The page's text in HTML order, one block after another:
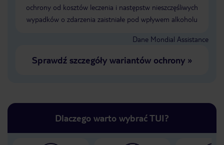
ochrony od kosztów leczenia i następstw nieszczęśliwych
wypadków o zdarzenia zaistniałe pod wpływem alkoholu
Dane Mondial Assistance
Sprawdź szczegóły wariantów ochrony»
Dlaczego warto wybrać TUI?